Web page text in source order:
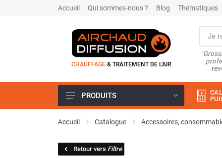
Accueil Qui sommes-nous ? Blog Thématiques
CHAUFFAGE & TRAITEMENT DE L'AIR
Climatiseur
Climatiseur mobile résidentiel et
PRODUITS
Accueil Catalogue Accessoires,
Retour vers Filtre